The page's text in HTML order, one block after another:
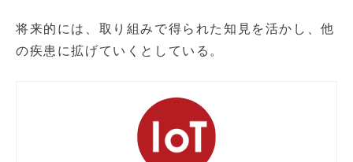
将来的には、取り組みで得られた知見を活かし、他
の疾患に拡げていくとしている。